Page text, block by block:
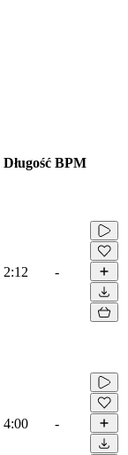
Długość BPM
2:12 -
4:00 -